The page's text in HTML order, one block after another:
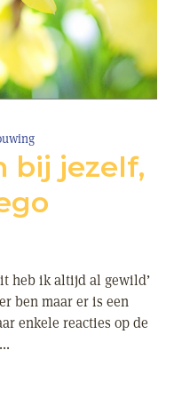
bij jezelf,
heb ik altijd al gewild’
ben maar er is een
enkele reacties op de